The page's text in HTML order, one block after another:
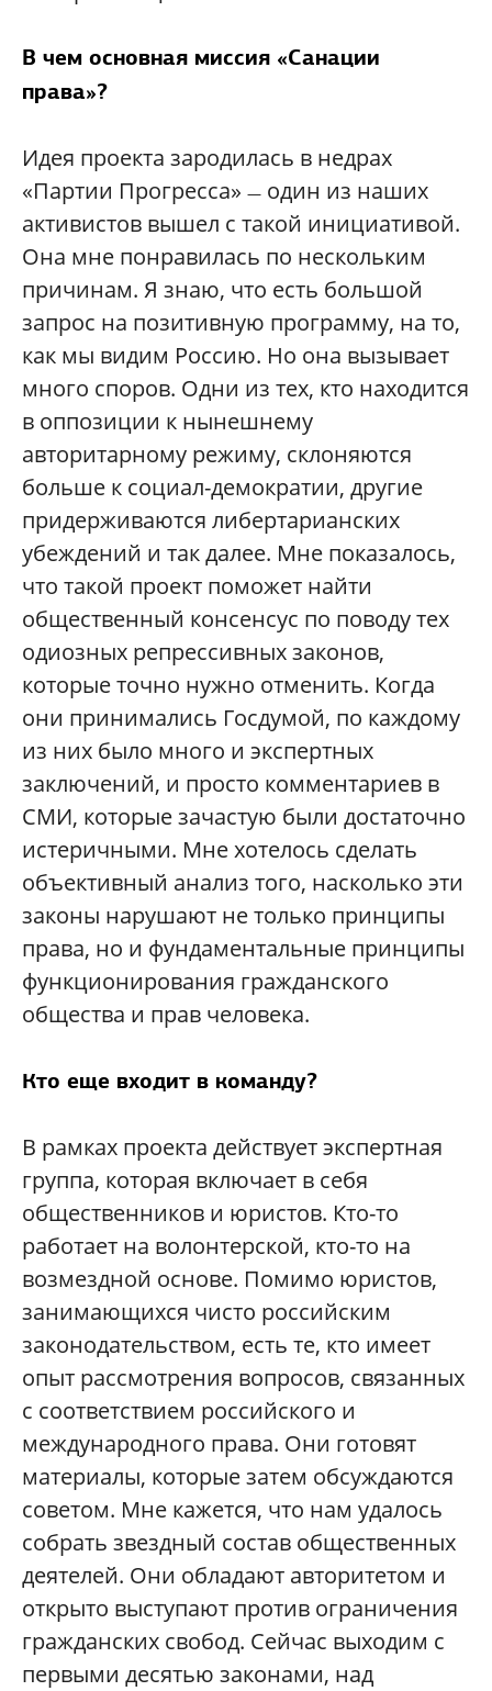
В чем основная миссия «Санации
права»?
Идея проекта зародилась в недрах
«Партии Прогресса» — один из наших
активистов вышел с такой инициативой.
Она мне понравилась по нескольким
причинам. Я знаю, что есть большой
запрос на позитивную программу, на то,
как мы видим Россию. Но она вызывает
много споров. Одни из тех, кто находится
в оппозиции к нынешнему
авторитарному режиму, склоняются
больше к социал-демократии, другие
придерживаются либертарианских
убеждений и так далее. Мне показалось,
что такой проект поможет найти
общественный консенсус по поводу тех
одиозных репрессивных законов,
которые точно нужно отменить. Когда
они принимались Госдумой, по каждому
из них было много и экспертных
заключений, и просто комментариев в
СМИ, которые зачастую были достаточно
истеричными. Мне хотелось сделать
объективный анализ того, насколько эти
законы нарушают не только принципы
права, но и фундаментальные принципы
функционирования гражданского
общества и прав человека.
Кто еще входит в команду?
В рамках проекта действует экспертная
группа, которая включает в себя
общественников и юристов. Кто-то
работает на волонтерской, кто-то на
возмездной основе. Помимо юристов,
занимающихся чисто российским
законодательством, есть те, кто имеет
опыт рассмотрения вопросов, связанных
с соответствием российского и
международного права. Они готовят
материалы, которые затем обсуждаются
советом. Мне кажется, что нам удалось
собрать звездный состав общественных
деятелей. Они обладают авторитетом и
открыто выступают против ограничения
гражданских свобод. Сейчас выходим с
первыми десятью законами, над